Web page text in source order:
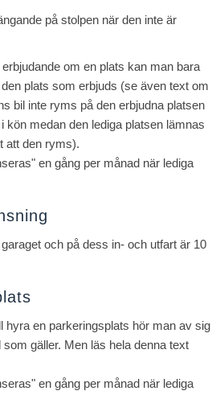
på stolpen när den inte är
om en plats kan man bara
plats som erbjuds (se även text om
bil inte ryms på den erbjudna platsen
kön medan den lediga platsen lämnas
att den ryms).
en gång per månad när lediga
och på dess in- och utfart är 10
hyra en parkeringsplats hör man av sig
gäller. Men läs hela denna text
en gång per månad när lediga